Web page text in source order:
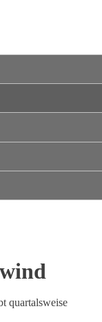
quartalsweise